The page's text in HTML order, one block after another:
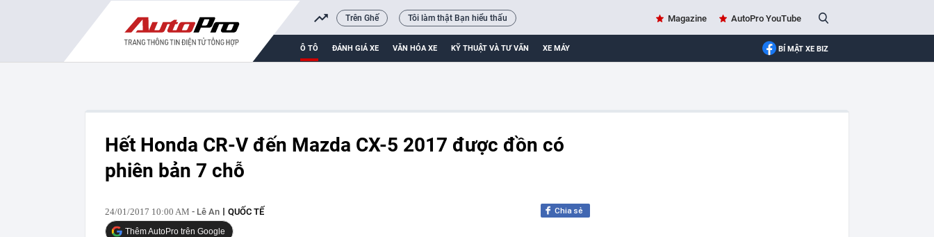
Trên Ghế Tôi làm thật Bạn hiểu thấu Magazine AutoPro YouTube
Ô TÔ ĐÁNH GIÁ XE VĂN HÓA XE KỸ THUẬT VÀ TƯ VẤN XE MÁY BÍ MẬT XE BIZ
Hết Honda CR-V đến Mazda CX-5 2017 được đồn có
phiên bản 7 chỗ
24/01/2017 10:00 AM - Lê An QUỐC TẾ Chia sẻ
Thêm AutoPro trên Google